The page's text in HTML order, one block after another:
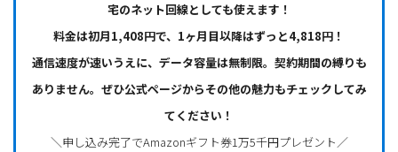
宅のネット回線としても使えます！
料金は初月1,408円で、1ヶ月目以降はずっと4,818円！
通信速度が速いうえに、データ容量は無制限。契約期間の縛りも
ありません。ぜひ公式ページからその他の魅力もチェックしてみ
てください！
＼申し込み完了でAmazonギフト券1万5千円プレゼント／